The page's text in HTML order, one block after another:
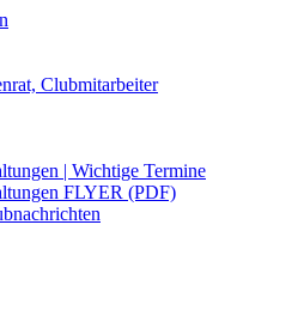
Clubmitarbeiter
| Wichtige Termine
FLYER (PDF)